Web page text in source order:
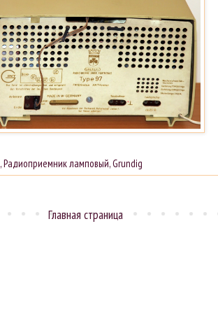
,Радиоприемник ламповый,Grundig
Главная страница